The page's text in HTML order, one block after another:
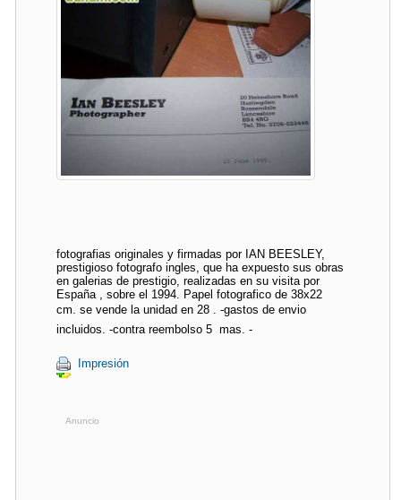
fotografias originales y firmadas por IAN BEESLEY,
prestigioso fotografo ingles, que ha expuesto sus obras
en galerias de prestigio, realizadas en su visita por
España , sobre el 1994. Papel fotografico de 38x22
cm. se vende la unidad en 28 . -gastos de envio
incluidos. -contra reembolso 5  mas. -
Impresión
Anuncio